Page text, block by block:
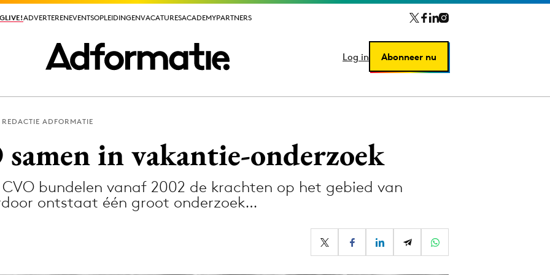
ADVERTERENEVENTSOPLEIDINGENVACATURESACADEMYPARTNERS
Log in Abonneer nu
ADVERTERENEVENTSOPLEIDINGENVACATURESACADEMYPARTNERS
Log in Abonneer nu
REDACTIE ADFORMATIE
in vakantie-onderzoek
bundelen vanaf 2002 de krachten op het gebied van
ontstaat één groot onderzoek…